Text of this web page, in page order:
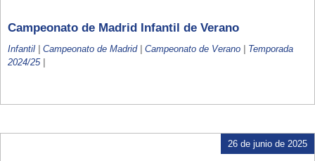
Campeonato de Madrid Infantil de Verano
Infantil | Campeonato de Madrid| Campeonato de Verano | Temporada
2024/25|
26 de junio de 2025